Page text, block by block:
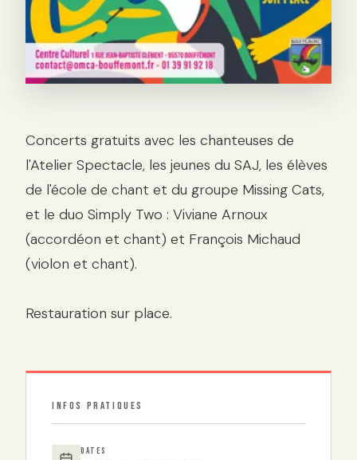
Description
Concerts gratuits avec les chanteuses de
l'Atelier Spectacle, les jeunes du SAJ, les élèves
de l'école de chant et du groupe Missing Cats,
et le duo Simply Two : Viviane Arnoux
(accordéon et chant) et François Michaud
(violon et chant).
Restauration sur place.
INFOS PRATIQUES
DATES